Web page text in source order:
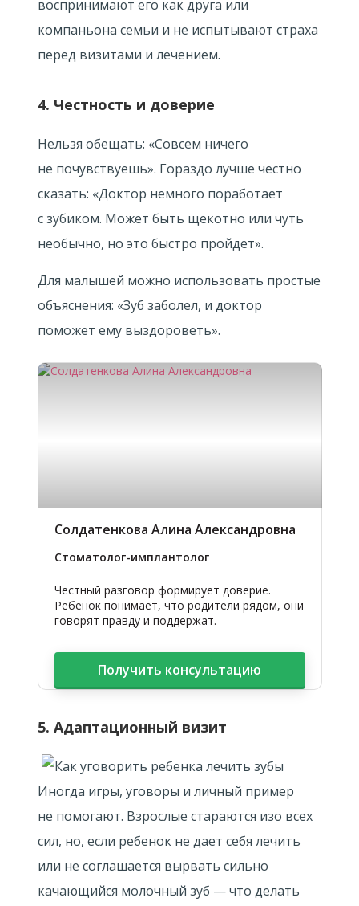
воспринимают его как друга или
компаньона семьи и не испытывают страха
перед визитами и лечением.
4. Честность и доверие
Нельзя обещать: «Совсем ничего
не почувствуешь». Гораздо лучше честно
сказать: «Доктор немного поработает
с зубиком. Может быть щекотно или чуть
необычно, но это быстро пройдет».
Для малышей можно использовать простые
объяснения: «Зуб заболел, и доктор
поможет ему выздороветь».
Солдатенкова Алина Александровна
Стоматолог-имплантолог
Честный разговор формирует доверие.
Ребенок понимает, что родители рядом, они
говорят правду и поддержат.
Получить консультацию
5. Адаптационный визит
Иногда игры, уговоры и личный пример
не помогают. Взрослые стараются изо всех
сил, но, если ребенок не дает себя лечить
или не соглашается вырвать сильно
качающийся молочный зуб — что делать